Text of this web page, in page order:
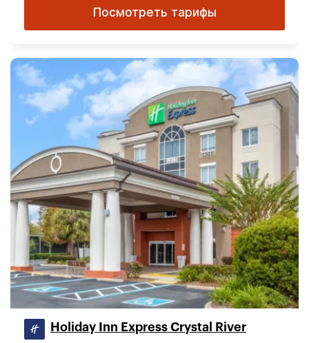
Посмотреть тарифы
Holiday Inn Express Crystal River